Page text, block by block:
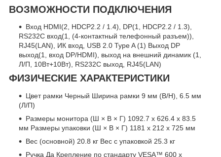
ВОЗМОЖНОСТИ ПОДКЛЮЧЕНИЯ
Вход HDMI(2, HDCP2.2 / 1.4), DP(1, HDCP2.2 / 1.3),
RS232C вход(1, (4-контактный телефонный разъем)),
RJ45(LAN), ИК вход, USB 2.0 Type A (1) Выход DP
выход(1, вход DP/HDMI), выход на внешний динамик (1,
Л/П, 10Вт+10Вт), RS232C выход, RJ45(LAN)
ФИЗИЧЕСКИЕ ХАРАКТЕРИСТИКИ
Цвет рамки Черный Ширина рамки 9 мм (В/Н), 6.5 мм
(Л/П)
Размеры монитора (Ш × В × Г) 1092.7 x 626.4 x 83.5
мм Размеры упаковки (Ш × В × Г) 1181 x 212 x 725 мм
Вес (основной) 20.8 кг Вес с упаковкой 25.3 кг
Ручка Да Крепление по стандарту VESA™ 600 x